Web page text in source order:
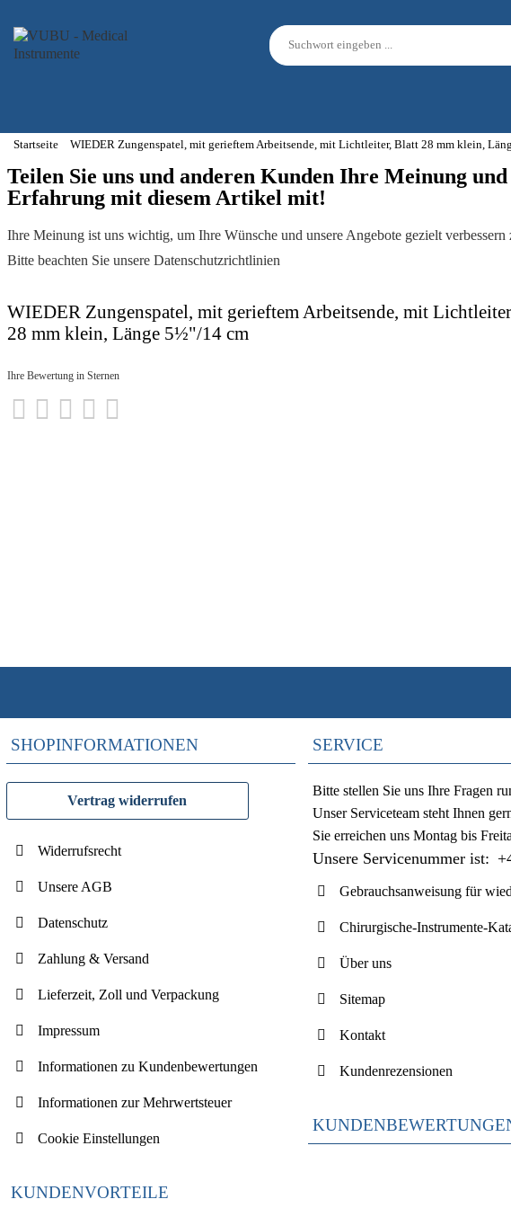
Startseite WIEDER Zungenspatel, mit gerieftem Arbeitsende, mit Lichtleiter, Blatt 28 mm klein,
Teilen Sie uns und anderen Kunden Ihre Meinung und
Erfahrung mit diesem Artikel mit!
Ihre Meinung ist uns wichtig, um Ihre Wünsche und unsere Angebote gezielt verbessern
Bitte beachten Sie unsere Datenschutzrichtlinien
WIEDER Zungenspatel, mit gerieftem Arbeitsende, mit
28 mm klein, Länge 5½"/14 cm
Ihre Bewertung in Sternen
SHOPINFORMATIONEN
Vertrag widerrufen
Widerrufsrecht
Unsere AGB
Datenschutz
Zahlung & Versand
Lieferzeit, Zoll und Verpackung
Impressum
Informationen zu Kundenbewertungen
Informationen zur Mehrwertsteuer
Cookie Einstellungen
KUNDENVORTEILE
SERVICE
Bitte stellen Sie uns Ihre Fragen
Unser Serviceteam steht Ihnen
Sie erreichen uns Montag bis
Unsere Servicenummer ist:
Gebrauchsanweisung für
Chirurgische-Instrumente-
Über uns
Sitemap
Kontakt
Kundenrezensionen